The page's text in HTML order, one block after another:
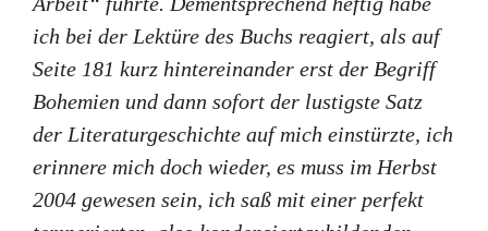
ich bei der Lektüre des Buchs reagiert, als auf
Seite 181 kurz hintereinander erst der Begriff
Bohemien und dann sofort der lustigste Satz
der Literaturgeschichte auf mich einstürzte, ich
erinnere mich doch wieder, es muss im Herbst
2004 gewesen sein, ich saß mit einer perfekt